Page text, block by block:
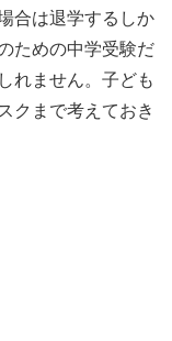
合は退学するしか
ための中学受験だ
れません。子ども
クまで考えておき